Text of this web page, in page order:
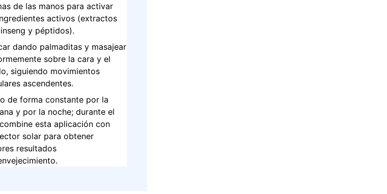
de las manos para activar
activos (extractos
y péptidos).
dando palmaditas y masajear
sobre la cara y el
siguiendo movimientos
ascendentes.
de forma constante por la
y por la noche; durante el
esta aplicación con
solar para obtener
resultados